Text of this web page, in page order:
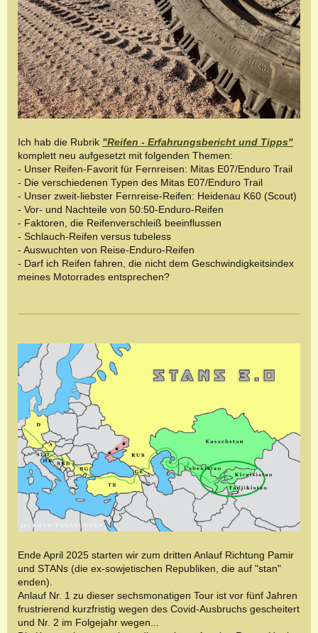
Ich hab die Rubrik "Reifen - Erfahrungsbericht und Tipps"
komplett neu aufgesetzt mit folgenden Themen:
- Unser Reifen-Favorit für Fernreisen: Mitas E07/Enduro Trail
- Die verschiedenen Typen des Mitas E07/Enduro Trail
- Unser zweit-liebster Fernreise-Reifen: Heidenau K60 (Scout)
- Vor- und Nachteile von 50:50-Enduro-Reifen
- Faktoren, die Reifenverschleiß beeinflussen
- Schlauch-Reifen versus tubeless
- Auswuchten von Reise-Enduro-Reifen
- Darf ich Reifen fahren, die nicht dem Geschwindigkeitsindex
meines Motorrades entsprechen?
Ende April 2025 starten wir zum dritten Anlauf Richtung Pamir
und STANs (die ex-sowjetischen Republiken, die auf "stan"
enden).
Anlauf Nr. 1 zu dieser sechsmonatigen Tour ist vor fünf Jahren
frustrierend kurzfristig wegen des Covid-Ausbruchs gescheitert
und Nr. 2 im Folgejahr wegen...